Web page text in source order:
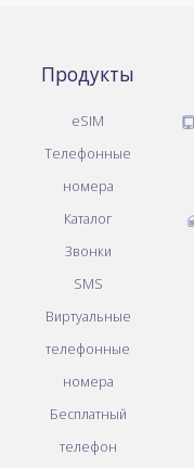
Продукты
eSIM
Телефонные
номера
Каталог
Звонки
SMS
Виртуальные
телефонные
номера
Бесплатный
телефон